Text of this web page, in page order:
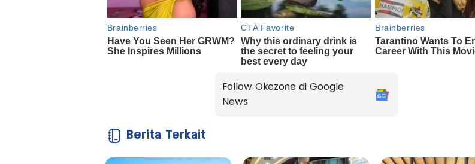
Follow Okezone di Google
News
Berita Terkait